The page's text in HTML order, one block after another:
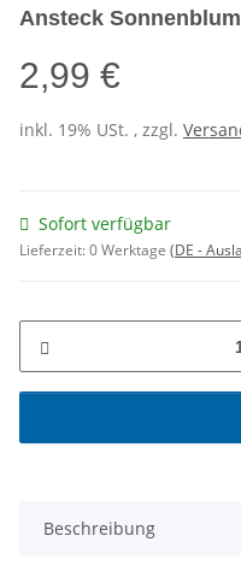
Ansteck
2,99 €
inkl. 19% USt. , zzgl.
Sofort verfügbar
Lieferzeit:0 Werktage (DE -
Beschreibung